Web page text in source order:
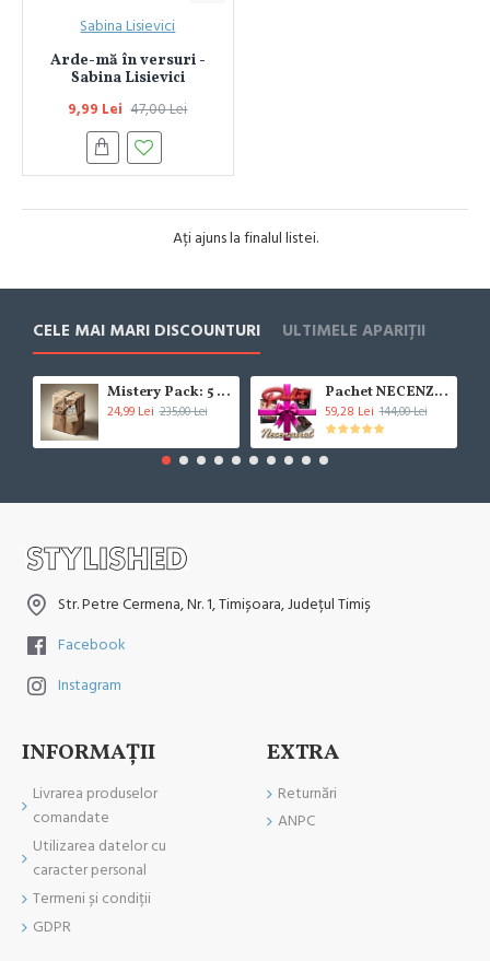
Sabina Lisievici
Arde-mă în versuri -
Sabina Lisievici
9,99 Lei 47,00 Lei
Ați ajuns la finalul listei.
CELE MAI MARI DISCOUNTURI ULTIMELE APARIȚII
Mistery Pack: 5 Cărți (***!!!BESTSELLER!!!***)
24,99 Lei 235,00 Lei
Pachet NECENZURAT
59,28 Lei 144,00 Lei
Str. Petre Cermena, Nr. 1, Timișoara, Județul Timiș
Facebook
Instagram
INFORMAŢII
Livrarea produselor
comandate
Utilizarea datelor cu
caracter personal
Termeni și condiții
GDPR
EXTRA
Returnări
ANPC